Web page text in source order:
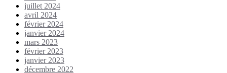
juillet 2024
avril 2024
février 2024
janvier 2024
mars 2023
février 2023
janvier 2023
décembre 2022